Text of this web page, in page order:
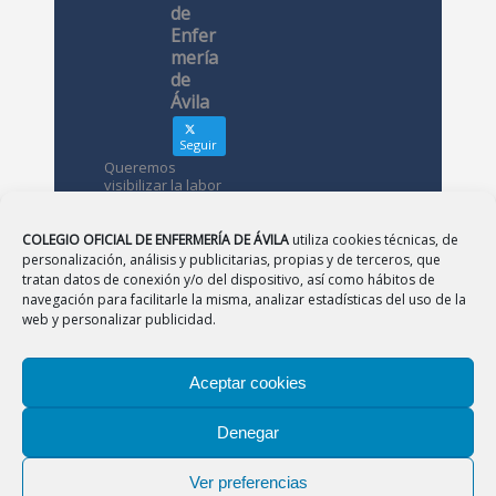
COLEGIO OFICIAL DE ENFERMERÍA DE ÁVILA utiliza cookies técnicas, de
personalización, análisis y publicitarias, propias y de terceros, que
tratan datos de conexión y/o del dispositivo, así como hábitos de
navegación para facilitarle la misma, analizar estadísticas del uso de la
web y personalizar publicidad.
Aceptar cookies
Denegar
Ver preferencias
de
Enfer
mería
de
Ávila
Seguir
Queremos
visibilizar la labor
conoces?
Avatar Colegio
Oficial de
de Ávila
12 May
Enfermería
LEÓN|PALENCIA
|SEGOVIA|SORIA|VALLADOLID|ZAMORA